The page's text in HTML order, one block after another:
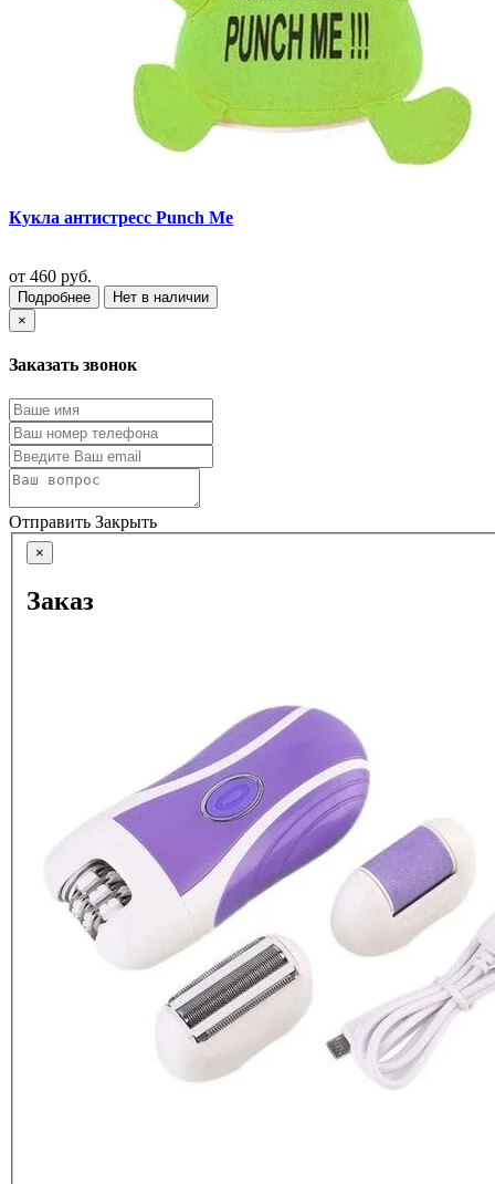
Кукла антистресс Punch Me
от 460 руб.
Подробнее
Нет в наличии
×
Заказать звонок
Отправить Закрыть
×
Заказ